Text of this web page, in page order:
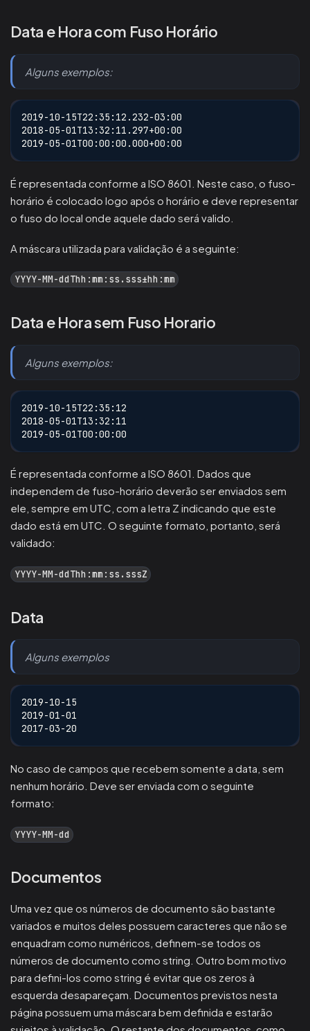
Data e Hora com Fuso Horário
Alguns exemplos:
2019-10-15T22:35:12.232-03:00
2018-05-01T13:32:11.297+00:00
2019-05-01T00:00:00.000+00:00
É representada conforme a ISO 8601. Neste caso, o fuso-
horário é colocado logo após o horário e deve representar
o fuso do local onde aquele dado será valido.
A máscara utilizada para validação é a seguinte:
YYYY-MM-ddThh:mm:ss.sss±hh:mm
Data e Hora sem Fuso Horario
Alguns exemplos:
2019-10-15T22:35:12
2018-05-01T13:32:11
2019-05-01T00:00:00
É representada conforme a ISO 8601. Dados que
independem de fuso-horário deverão ser enviados sem
ele, sempre em UTC, com a letra Z indicando que este
dado está em UTC. O seguinte formato, portanto, será
validado:
YYYY-MM-ddThh:mm:ss.sssZ
Data
Alguns exemplos
2019-10-15
2019-01-01
2017-03-20
No caso de campos que recebem somente a data, sem
nenhum horário. Deve ser enviada com o seguinte
formato:
YYYY-MM-dd
Documentos
Uma vez que os números de documento são bastante
variados e muitos deles possuem caracteres que não se
enquadram como numéricos, definem-se todos os
números de documento como string. Outro bom motivo
para defini-los como string é evitar que os zeros à
esquerda desapareçam. Documentos previstos nesta
página possuem uma máscara bem definida e estarão